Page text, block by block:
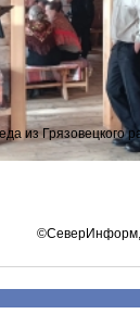
из Грязовецкого
©СеверИнформ,